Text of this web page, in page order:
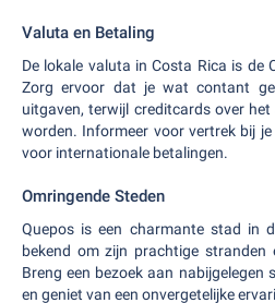
Valuta en Betaling
De lokale valuta in Costa Rica is de
Zorg ervoor dat je wat contant
uitgaven, terwijl creditcards over
worden. Informeer voor vertrek bij
voor internationale betalingen.
Omringende Steden
Quepos is een charmante stad in
bekend om zijn prachtige stranden
Breng een bezoek aan nabijgelegen
en geniet van een onvergetelijke